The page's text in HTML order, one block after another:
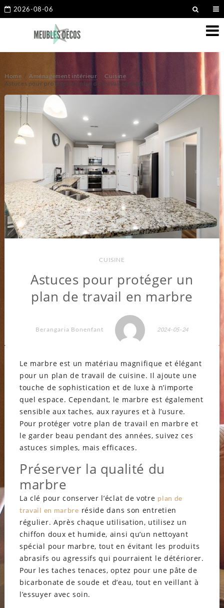
2026-08-06
Home Aménagement intérieur
Cuisine
Astuces pour protéger un plan de travail en marbre
CUISINE
Astuces pour protéger un
plan de travail en marbre
Berangaria Bonenfant 2024-05-24
Le marbre est un matériau magnifique et élégant
pour un plan de travail de cuisine. Il ajoute une
touche de sophistication et de luxe à n’importe
quel espace. Cependant, le marbre est également
sensible aux taches, aux rayures et à l’usure.
Pour protéger votre plan de travail en marbre et
le garder beau pendant des années, suivez ces
astuces simples, mais efficaces.
Préserver la qualité du
marbre
La clé pour conserver l’éclat de votre plan de
travail en marbre réside dans son entretien
régulier. Après chaque utilisation, utilisez un
chiffon doux et humide, ainsi qu’un nettoyant
spécial pour marbre, tout en évitant les produits
abrasifs ou agressifs qui pourraient le détériorer.
Pour les taches tenaces, optez pour une pâte de
bicarbonate de soude et d’eau, tout en veillant à
l’essuyer avec soin.